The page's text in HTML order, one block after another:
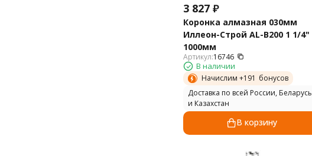
3 827 ₽
Коронка алмазная 030мм
Иллеон-Строй AL-B200 1 1/4"
1000мм
Артикул:16746
В наличии
Начислим +191 бонусов
Доставка по всей России, Беларусь
и Казахстан
В корзину